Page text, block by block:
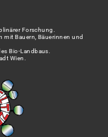
Forschung.
mit Bauern, Bäuerinnen und
Bio-Landbaus.
Wien.